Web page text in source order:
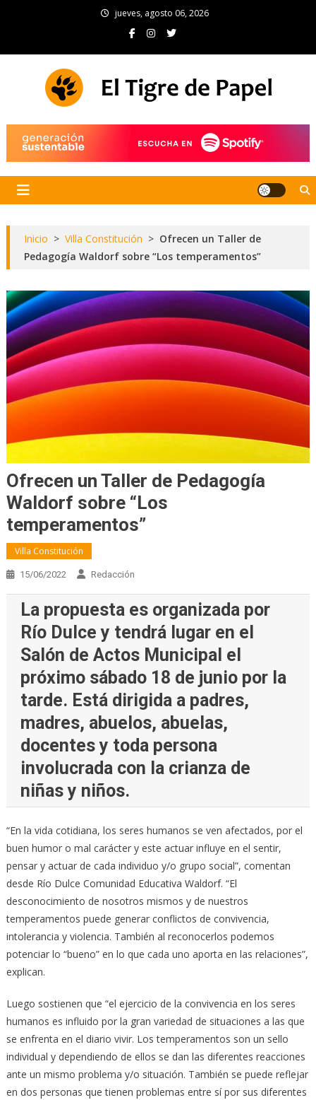
jueves, agosto 06, 2026
Inicio > Villa Constitución > Ofrecen un Taller de
Pedagogía Waldorf sobre “Los temperamentos”
Ofrecen un Taller de Pedagogía
Waldorf sobre “Los
temperamentos”
Villa Constitución
15/06/2022 Redacción
La propuesta es organizada por
Río Dulce y tendrá lugar en el
Salón de Actos Municipal el
próximo sábado 18 de junio por la
tarde. Está dirigida a padres,
madres, abuelos, abuelas,
docentes y toda persona
involucrada con la crianza de
niñas y niños.
“En la vida cotidiana, los seres humanos se ven afectados, por el
buen humor o mal carácter y este actuar influye en el sentir,
pensar y actuar de cada individuo y/o grupo social”, comentan
desde Río Dulce Comunidad Educativa Waldorf. “El
desconocimiento de nosotros mismos y de nuestros
temperamentos puede generar conflictos de convivencia,
intolerancia y violencia. También al reconocerlos podemos
potenciar lo “bueno” en lo que cada uno aporta en las relaciones”,
explican.
Luego sostienen que “el ejercicio de la convivencia en los seres
humanos es influido por la gran variedad de situaciones a las que
se enfrenta en el diario vivir. Los temperamentos son un sello
individual y dependiendo de ellos se dan las diferentes reacciones
ante un mismo problema y/o situación. También se puede reflejar
en dos personas que tienen problemas entre sí por sus diferentes